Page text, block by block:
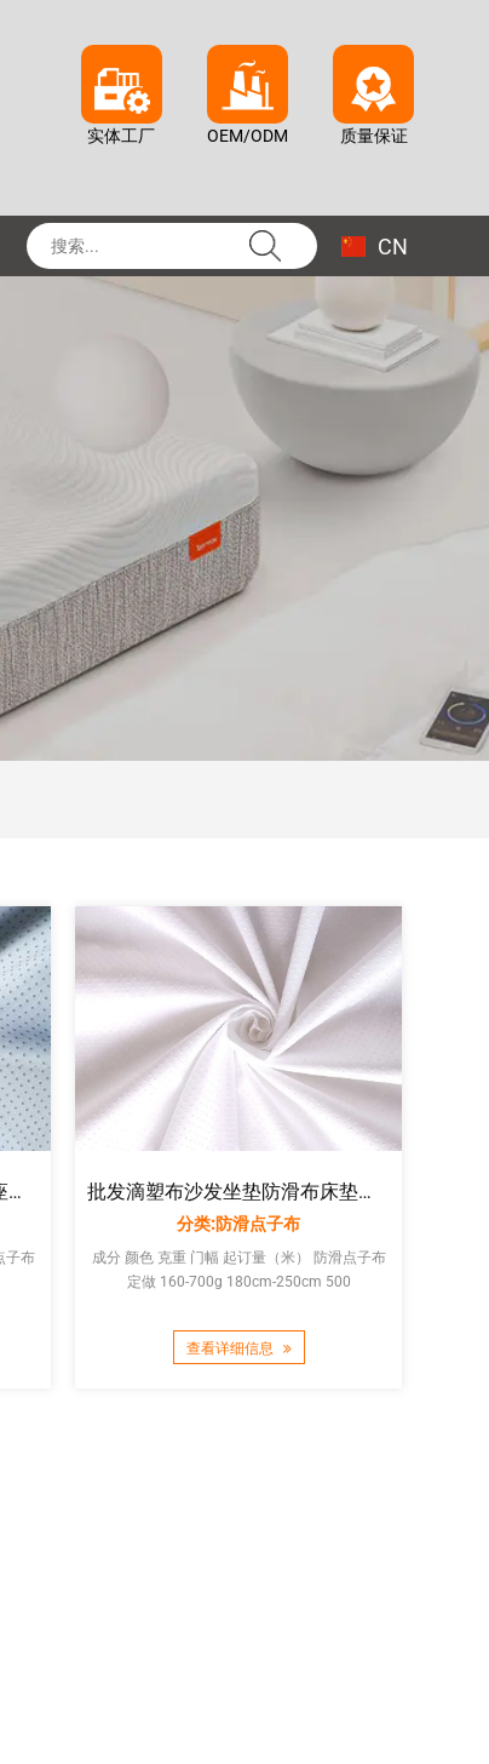
实体工厂 OEM/ODM 质量保证
CN
仿硅胶防滑点塑面料汽车防滑座垫地垫止滑布厂家直销 防滑滴塑布 批发滴塑布沙发坐垫防滑布床垫套点塑布定制硅胶止滑布厂家直销
分类:防滑点子布
成分 颜色 克重 门幅 起订量（米） 防滑点子布
定做 160-700g 180cm-250cm 500
查看详细信息